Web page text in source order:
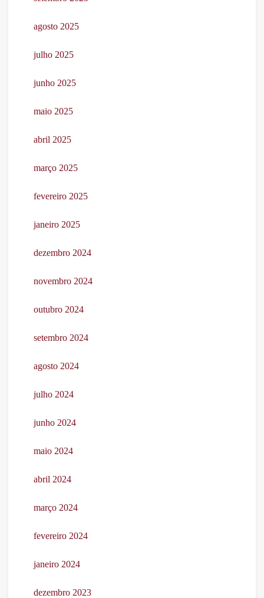
agosto 2025
julho 2025
junho 2025
maio 2025
abril 2025
março 2025
fevereiro 2025
janeiro 2025
dezembro 2024
novembro 2024
outubro 2024
setembro 2024
agosto 2024
julho 2024
junho 2024
maio 2024
abril 2024
março 2024
fevereiro 2024
janeiro 2024
dezembro 2023